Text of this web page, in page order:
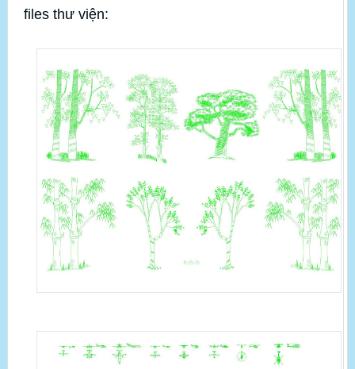
files thư viện: